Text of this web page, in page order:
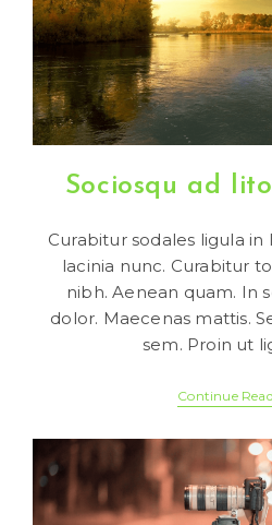
Sociosqu ad
Curabitur sodales ligula in
lacinia nunc. Curabitur
nibh. Aenean quam. In
dolor. Maecenas mattis.
sem. Proin ut
Continue